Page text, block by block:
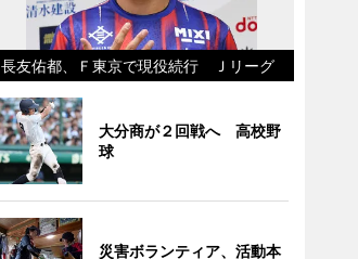
長友佑都、Ｆ東京で現役続行 Ｊリーグ
大分商が２回戦へ 高校野
球
災害ボランティア、活動本